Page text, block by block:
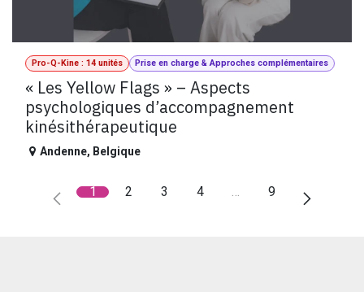
Pro-Q-Kine : 14 unités Prise en charge & Approches complémentaires
« Les Yellow Flags » – Aspects
psychologiques d’accompagnement
kinésithérapeutique
Andenne, Belgique
1 2 3 4 9